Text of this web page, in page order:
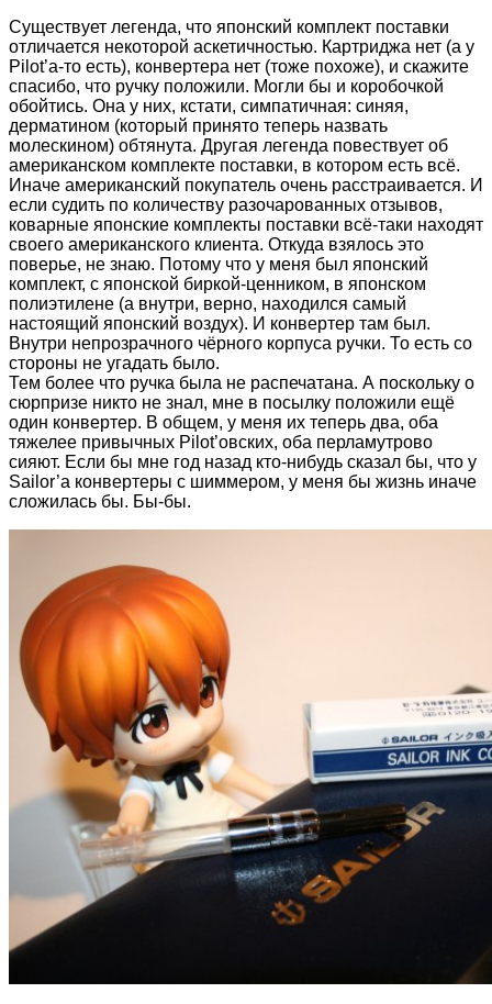
Существует легенда, что японский комплект поставки
отличается некоторой аскетичностью. Картриджа нет (а у
Pilot’а-то есть), конвертера нет (тоже похоже), и скажите
спасибо, что ручку положили. Могли бы и коробочкой
обойтись. Она у них, кстати, симпатичная: синяя,
дерматином (который принято теперь назвать
молескином) обтянута. Другая легенда повествует об
американском комплекте поставки, в котором есть всё.
Иначе американский покупатель очень расстраивается. И
если судить по количеству разочарованных отзывов,
коварные японские комплекты поставки всё-таки находят
своего американского клиента. Откуда взялось это
поверье, не знаю. Потому что у меня был японский
комплект, с японской биркой-ценником, в японском
полиэтилене (а внутри, верно, находился самый
настоящий японский воздух). И конвертер там был.
Внутри непрозрачного чёрного корпуса ручки. То есть со
стороны не угадать было.
Тем более что ручка была не распечатана. А поскольку о
сюрпризе никто не знал, мне в посылку положили ещё
один конвертер. В общем, у меня их теперь два, оба
тяжелее привычных Pilot’овских, оба перламутрово
сияют. Если бы мне год назад кто-нибудь сказал бы, что у
Sailor’а конвертеры с шиммером, у меня бы жизнь иначе
сложилась бы. Бы-бы.